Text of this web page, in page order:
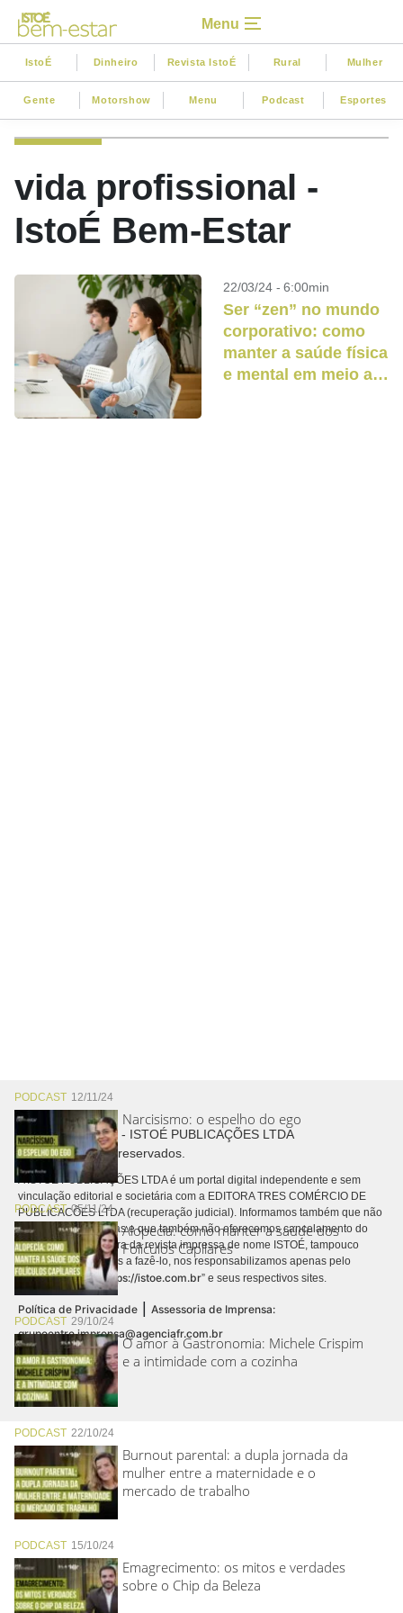
Menu
IstoÉ Dinheiro Revista IstoÉ Rural Mulher
Gente Motorshow Menu Podcast Esportes
vida profissional -
IstoÉ Bem-Estar
22/03/24 - 6:00min
Ser “zen” no mundo
corporativo: como
manter a saúde física
e mental em meio ao
PODCAST 12/11/24
Narcisismo: o espelho do ego
PODCAST05/11/24
Alopecia: como manter a saúde dos
Folículos Capilares
PODCAST 29/10/24
O amor à Gastronomia: Michele Crispim
e a intimidade com a cozinha
PODCAST 22/10/24
Burnout parental: a dupla jornada da
mulher entre a maternidade e o
mercado de trabalho
PODCAST 15/10/24
Emagrecimento: os mitos e verdades
sobre o Chip da Beleza
Copyright © 2026 - ISTOÉ PUBLICAÇÕES LTDA
Todos os direitos reservados.
A ISTOÉ PUBLICAÇÕES LTDA é um portal digital independente e sem
vinculação editorial e societária com a EDITORA TRES COMÉRCIO DE
PUBLICACÕES LTDA (recuperação judicial). Informamos também que não
realizamos cobranças e que também não oferecemos cancelamento do
contrato de assinatura da revista impressa de nome ISTOÉ, tampouco
autorizamos terceiros a fazê-lo, nos responsabilizamos apenas pelo
conteúdo digital “https://istoe.com.br” e seus respectivos sites.
Política de Privacidade | Assessoria de Imprensa:
grupoentre.imprensa@agenciafr.com.br